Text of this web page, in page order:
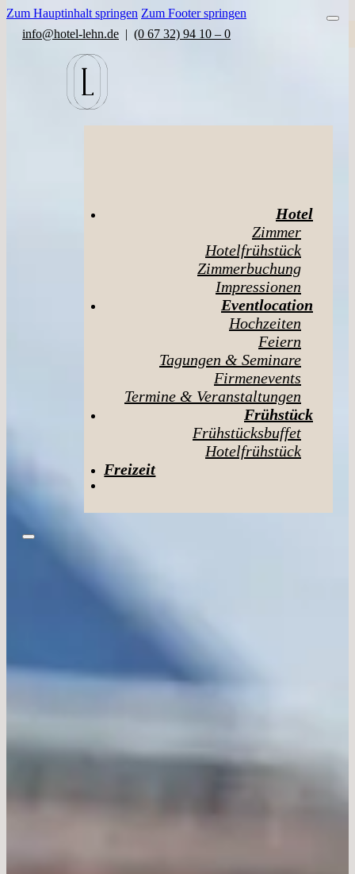
Zum Hauptinhalt springen Zum Footer springen
info@hotel-lehn.de | (0 67 32) 94 10 – 0
Hotel
Zimmer
Hotelfrühstück
Zimmerbuchung
Impressionen
Eventlocation
Hochzeiten
Feiern
Tagungen & Seminare
Firmenevents
Termine & Veranstaltungen
Frühstück
Frühstücksbuffet
Hotelfrühstück
Freizeit